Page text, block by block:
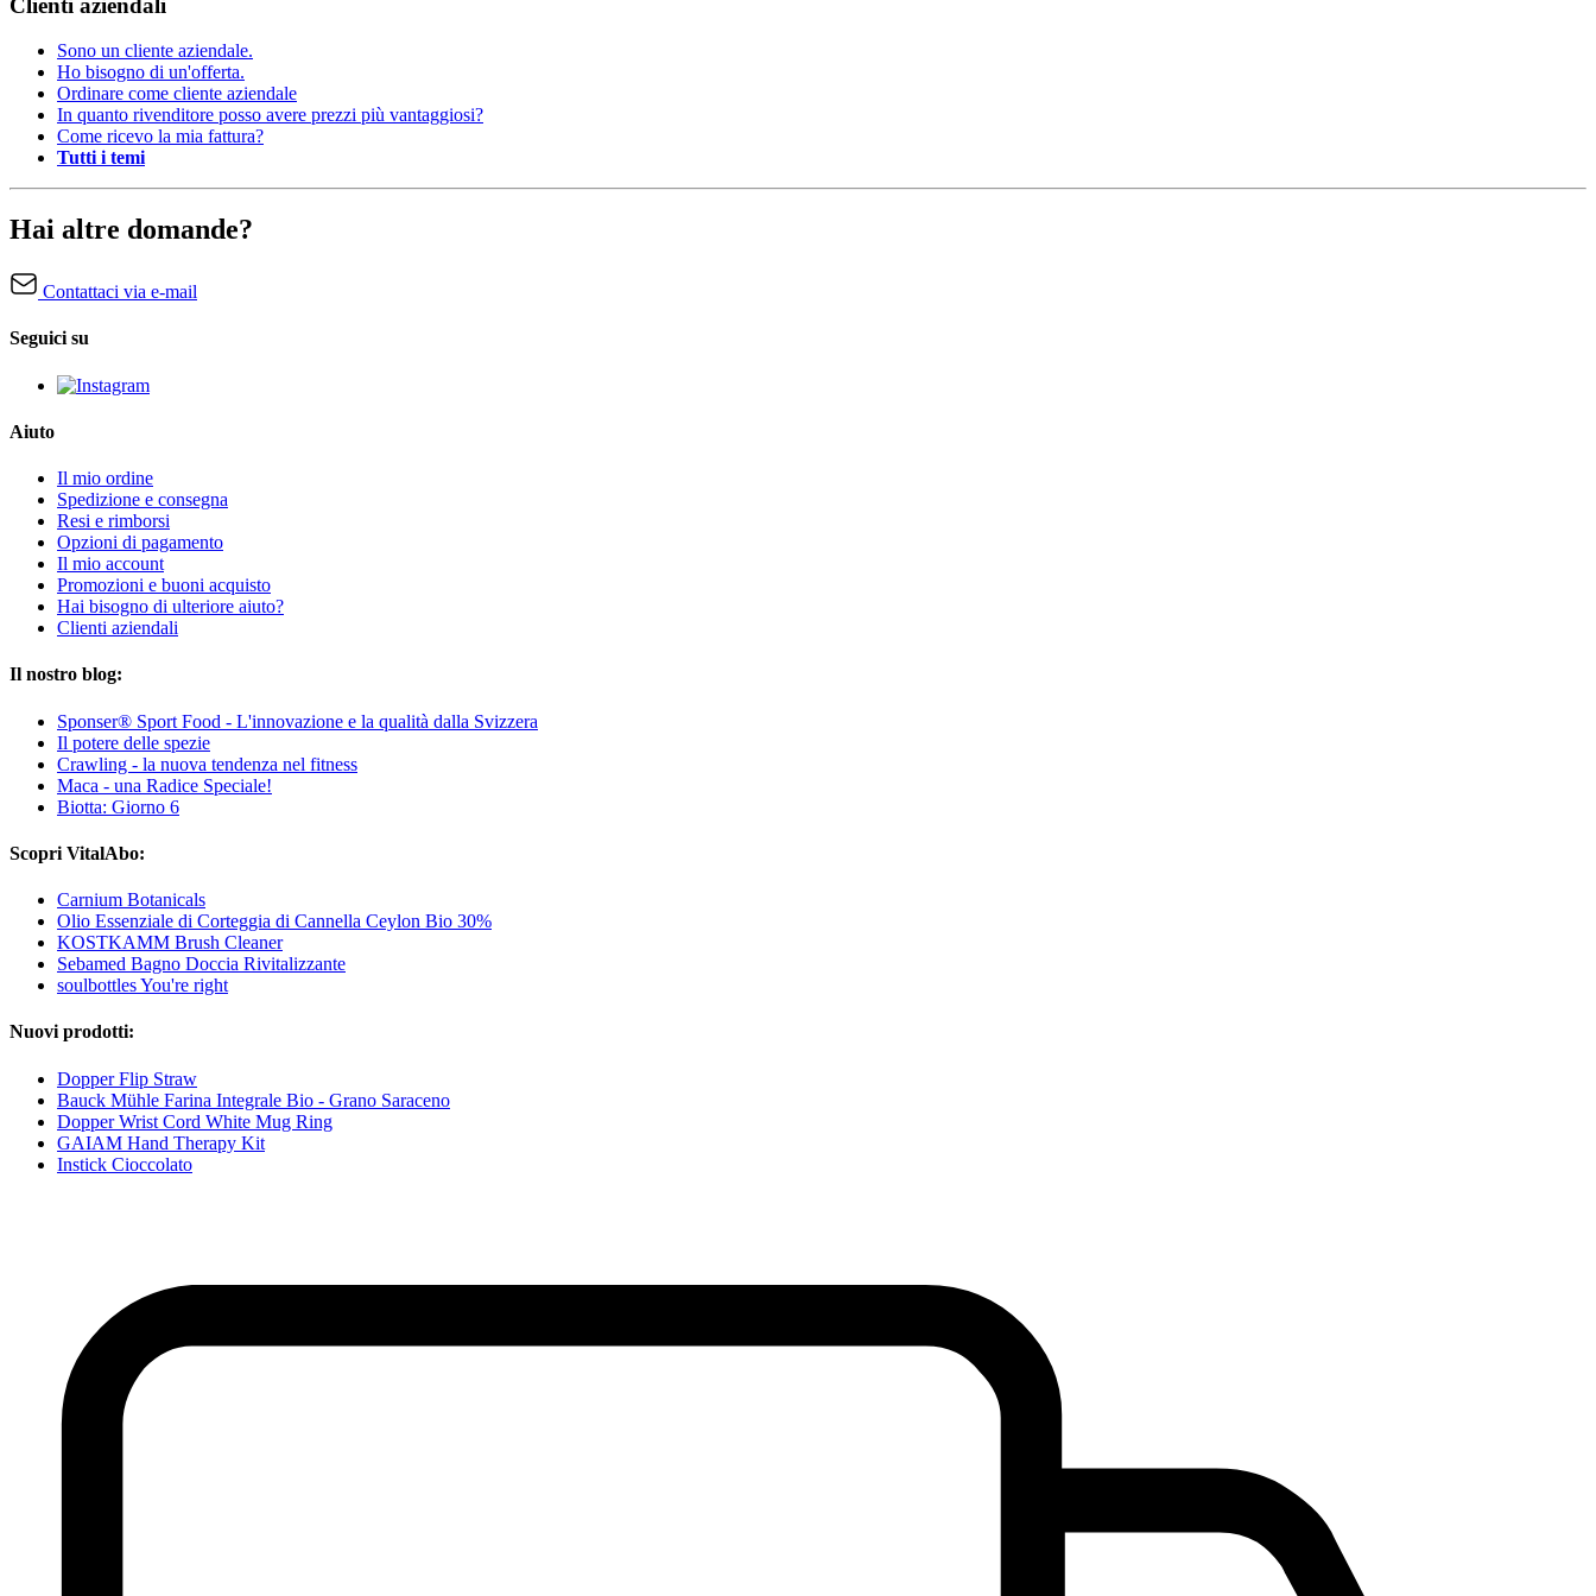
Sono un cliente aziendale.
Ho bisogno di un'offerta.
Ordinare come cliente aziendale
In quanto rivenditore posso avere prezzi più vantaggiosi?
Come ricevo la mia fattura?
Tutti i temi
Hai altre domande?
Contattaci via e-mail
Seguici su
Aiuto
Il mio ordine
Spedizione e consegna
Resi e rimborsi
Opzioni di pagamento
Il mio account
Promozioni e buoni acquisto
Hai bisogno di ulteriore aiuto?
Clienti aziendali
Il nostro blog:
Sponser® Sport Food - L'innovazione e la qualità dalla Svizzera
Il potere delle spezie
Crawling - la nuova tendenza nel fitness
Maca - una Radice Speciale!
Biotta: Giorno 6
Scopri VitalAbo:
Carnium Botanicals
Olio Essenziale di Corteggia di Cannella Ceylon Bio 30%
KOSTKAMM Brush Cleaner
Sebamed Bagno Doccia Rivitalizzante
soulbottles You're right
Nuovi prodotti:
Dopper Flip Straw
Bauck Mühle Farina Integrale Bio - Grano Saraceno
Dopper Wrist Cord White Mug Ring
GAIAM Hand Therapy Kit
Instick Cioccolato